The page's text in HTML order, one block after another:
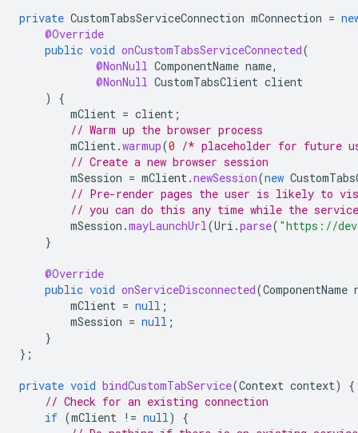
private CustomTabsServiceConnection mConnection =
@Override
public void onCustomTabsServiceConnected(
@NonNull ComponentName name,
@NonNull CustomTabsClient client
)
{
mClient = client ;
// Warm up the browser process
mClient.warmup(0 /* placeholder for future
// Create a new browser session
mSession = mClient.newSession(new
// Pre-render pages the user is likely to
// you can do this any time while the
mSession .mayLaunchUrl(Uri .parse( "https://
}
@Override
public void onServiceDisconnected(ComponentName
mClient = null ;
mSession = null ;
}
};
private void bindCustomTabService(Context context)
{
// Check for an existing connection
if (mClient != null)
{